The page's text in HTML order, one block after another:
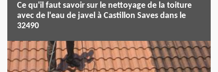
Ce qu'il faut savoir sur le nettoyage de la toiture
avec de l'eau de javel à Castillon Saves dans le
32490